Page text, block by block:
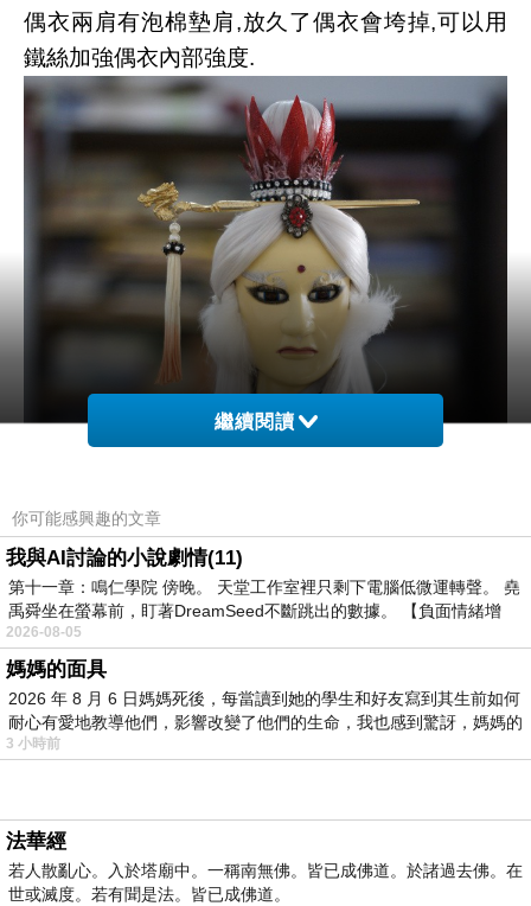
偶衣兩肩有泡棉墊肩,放久了偶衣會垮掉,可以用
鐵絲加強偶衣內部強度.
爭王記素還真 (1).JPG
繼續閱讀
你可能感興趣的文章
我與AI討論的小說劇情(11)
第十一章：鳴仁學院 傍晚。 天堂工作室裡只剩下電腦低微運轉聲。 堯
禹舜坐在螢幕前，盯著DreamSeed不斷跳出的數據。 【負面情緒增
2026-08-05
媽媽的面具
2026 年 8 月 6 日媽媽死後，每當讀到她的學生和好友寫到其生前如何
耐心有愛地教導他們，影響改變了他們的生命，我也感到驚訝，媽媽的
3 小時前
法華經
若人散亂心。入於塔廟中。一稱南無佛。皆已成佛道。於諸過去佛。在
世或滅度。若有聞是法。皆已成佛道。